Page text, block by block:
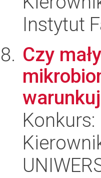
Instytut
Czy
Konkurs: